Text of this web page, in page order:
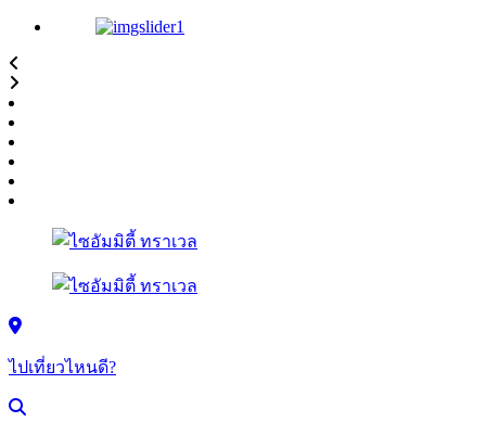
ไปเที่ยวไหนดี?